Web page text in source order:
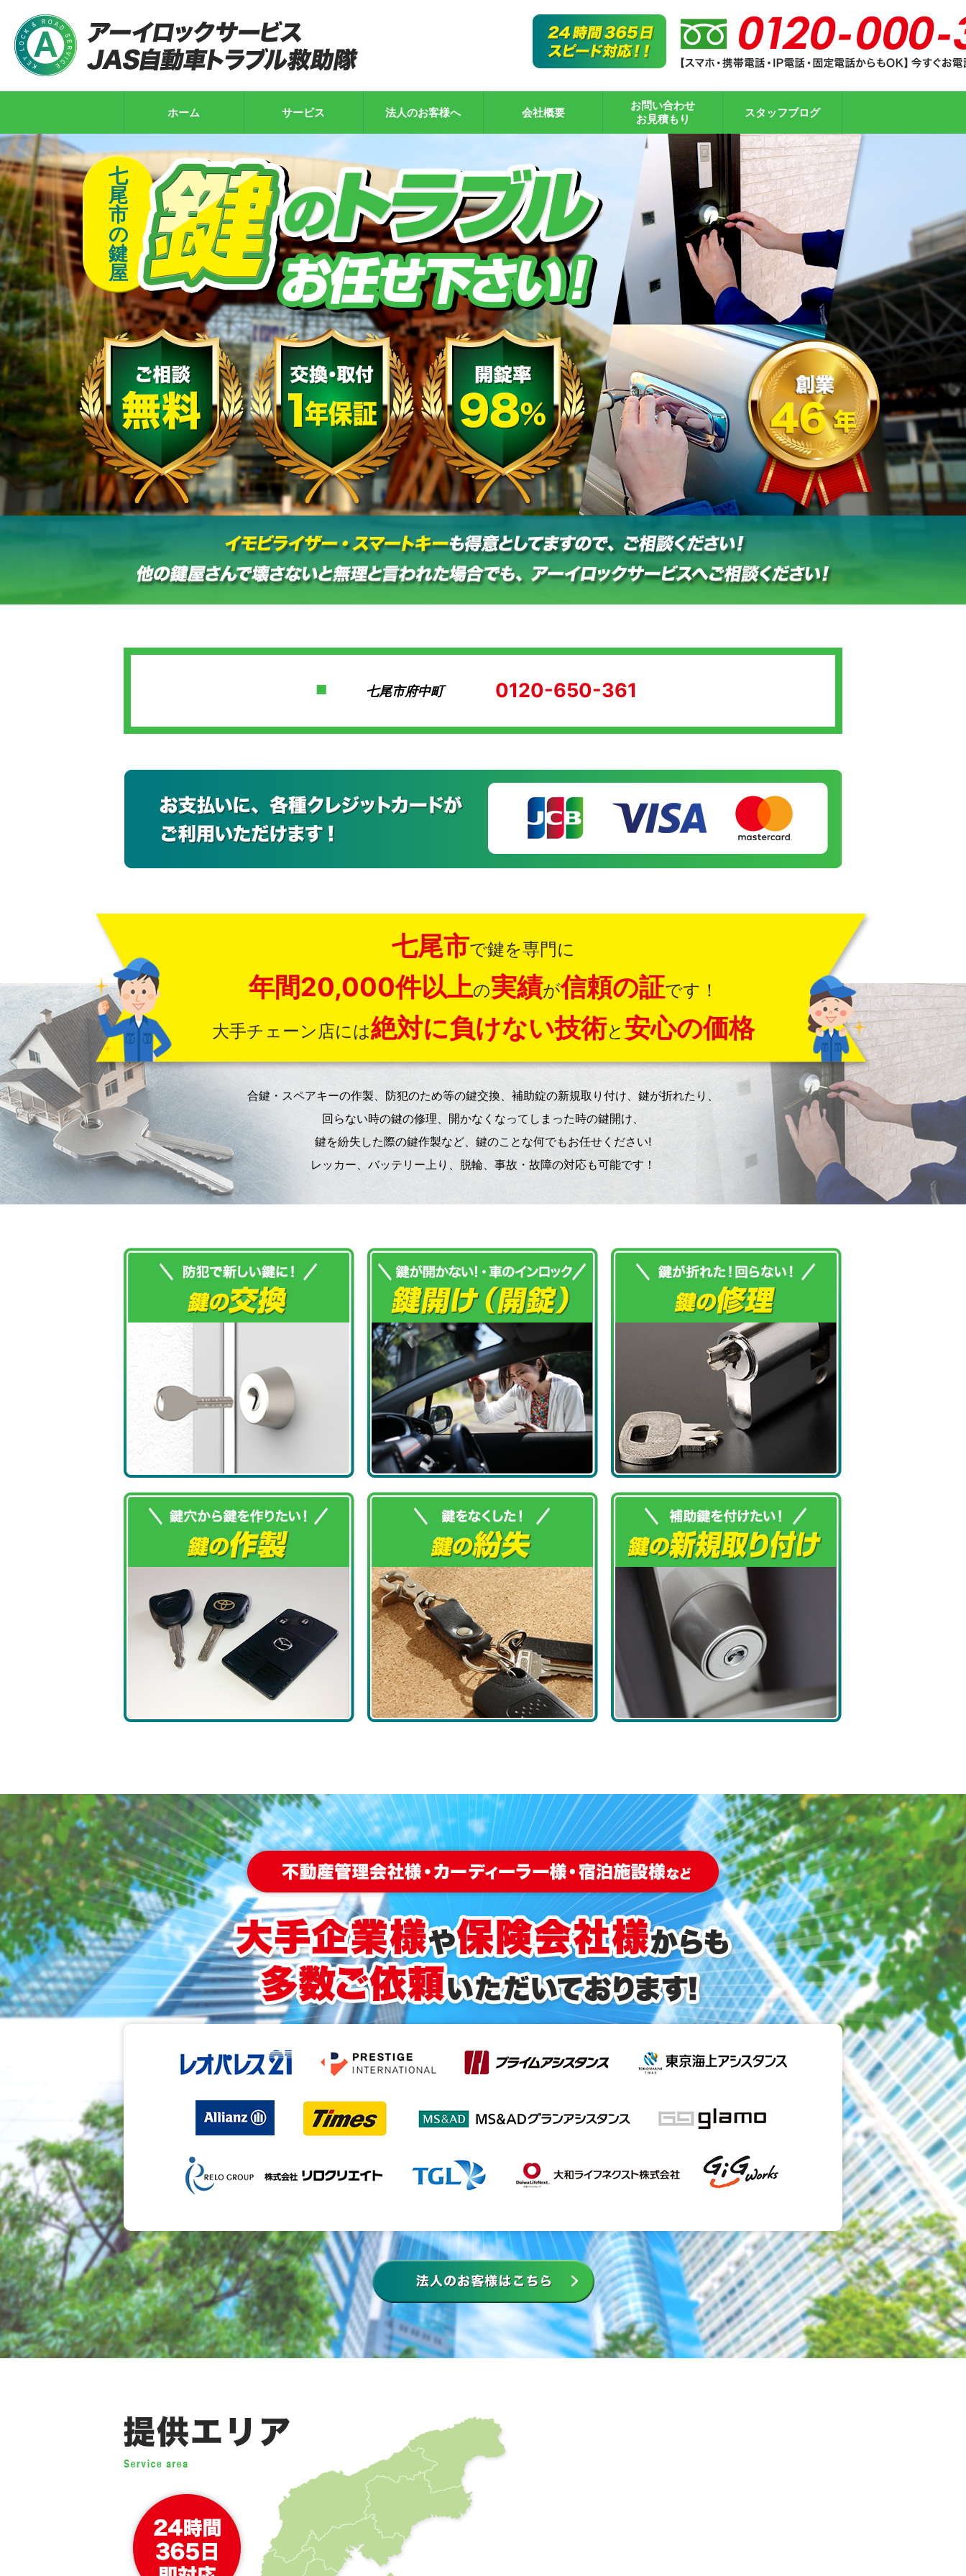
ホーム サービス 法人のお客様へ 会社概要
お問い合わせ
お見積もり
スタッフブログ
七
尾
市
の
鍵
屋
七尾市府中町 0120-650-361
七尾市で鍵を専門に
年間20,000件以上の実績が信頼の証です！
大手チェーン店には絶対に負けない技術と 安心の価格
合鍵・スペアキーの作製、防犯のため等の鍵交換、補助錠の新規取り付け、鍵が折れたり、
回らない時の鍵の修理、開かなくなってしまった時の鍵開け、
鍵を紛失した際の鍵作製など、鍵のことな何でもお任せください!
レッカー、バッテリー上り、脱輪、事故・故障の対応も可能です！